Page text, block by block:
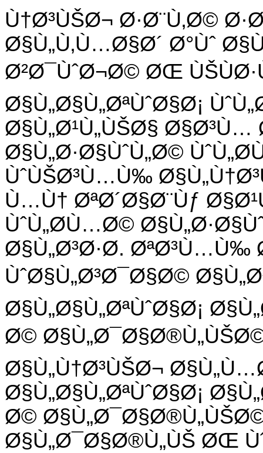
Ù†Ø³ÙŠØ¬ Ø·Ø¨Ù‚Ø©
Ø§Ù„Ù‚Ù…Ø§Ø´ Ø°Ùˆ
Ø²Ø¯ÙˆØ¬Ø© ØŒ
Ø§Ù„Ø§Ù„ØªÙˆØ§Ø¡
Ø§Ù„Ø¹Ù„ÙŠØ§
Ø§Ù„Ø·Ø§ÙˆÙ„Ø©
ÙˆÙŠØ³Ù…Ù‰
Ù…Ù† ØªØ´Ø§Ø¨Ùƒ
ÙˆÙ„Ø­Ù…Ø©
Ø§Ù„Ø³Ø·Ø­. ØªØ³Ù…Ù‰
ÙˆØ§Ù„Ø³Ø¯Ø§Ø©
Ø§Ù„Ø§Ù„ØªÙˆØ§Ø¡
Ø© Ø§Ù„Ø¯Ø§Ø®Ù„ÙŠØ©.
Ø§Ù„Ù†Ø³ÙŠØ¬
Ø§Ù„Ø§Ù„ØªÙˆØ§Ø¡
Ø©
Ø§Ù„Ø¯Ø§Ø®Ù„ÙŠ ØŒ